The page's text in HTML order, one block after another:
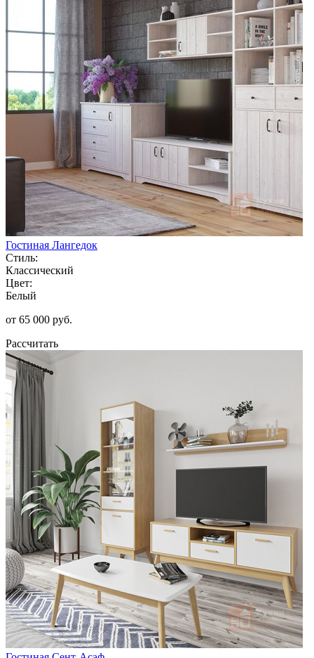
Гостиная Лангедок
Стиль:
Классический
Цвет:
Белый
от 65 000 руб.
Рассчитать